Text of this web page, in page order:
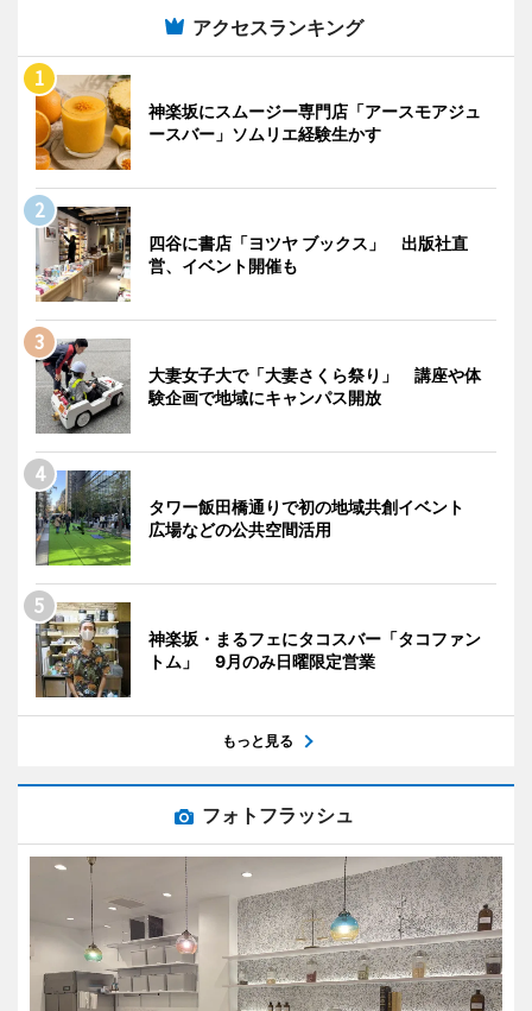
アクセスランキング
神楽坂にスムージー専門店「アースモアジュ
ースバー」ソムリエ経験生かす
四谷に書店「ヨツヤ ブックス」 出版社直
営、イベント開催も
大妻女子大で「大妻さくら祭り」 講座や体
験企画で地域にキャンパス開放
タワー飯田橋通りで初の地域共創イベント
広場などの公共空間活用
神楽坂・まるフェにタコスバー「タコファン
トム」 9月のみ日曜限定営業
もっと見る
フォトフラッシュ